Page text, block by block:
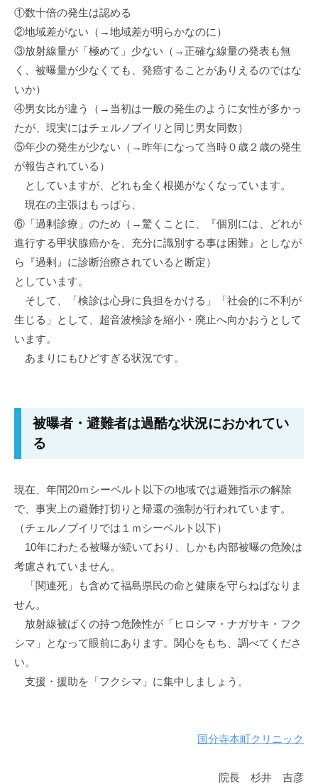
①数十倍の発生は認める
②地域差がない（→地域差が明らかなのに）
③放射線量が「極めて」少ない（→正確な線量の発表も無
く、被曝量が少なくても、発癌することがありえるのではな
いか）
④男女比が違う（→当初は一般の発生のように女性が多かっ
たが、現実にはチェルノブイリと同じ男女同数）
⑤年少の発生が少ない（→昨年になって当時０歳２歳の発生
が報告されている）
としていますが、どれも全く根拠がなくなっています。
現在の主張はもっぱら、
⑥「過剰診療」のため（→驚くことに、『個別には、どれが
進行する甲状腺癌かを、充分に識別する事は困難』としなが
ら『過剰』に診断治療されていると断定）
としています。
そして、「検診は心身に負担をかける」「社会的に不利が
生じる」として、超音波検診を縮小・廃止へ向かおうとして
います。
あまりにもひどすぎる状況です。
被曝者・避難者は過酷な状況におかれてい
る
現在、年間20ｍシーベルト以下の地域では避難指示の解除
で、事実上の避難打切りと帰還の強制が行われています。
（チェルノブイリでは１ｍシーベルト以下）
10年にわたる被曝が続いており、しかも内部被曝の危険は
考慮されていません。
「関連死」も含めて福島県民の命と健康を守らねばなりま
せん。
放射線被ばくの持つ危険性が「ヒロシマ・ナガサキ・フク
シマ」となって眼前にあります。関心をもち、調べてくださ
い。
支援・援助を「フクシマ」に集中しましょう。
国分寺本町クリニック
院長 杉井 吉彦